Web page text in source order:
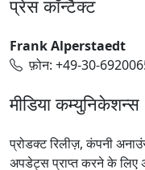
प्रेस कॉन्टैक्ट
Frank Alperstaedt
फ़ोन: +49-30-
मीडिया कम्युनिकेशन्स
प्रोडक्ट रिलीज़, कंपनी
अपडेट्स प्राप्त करने के लिए